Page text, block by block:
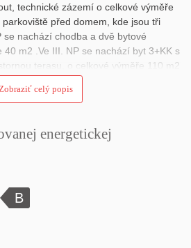
technické zázemí o celkové výměře
před domem, kde jsou tři
se nachází chodba a dvě bytové
40 m2 .Ve III. NP se nachází byt 3+KK s
terasu, o celkové výměře 110 m2
a zahradu. Dům byl postaven za
(rekuperace, tepelné čerpadlo –
3300,-Kč. Ideální nemovitost jak pro
k pronájmu s využitím pro
Doporučujeme Vám prohlídku.
Zobraziť celý popis
energetickej